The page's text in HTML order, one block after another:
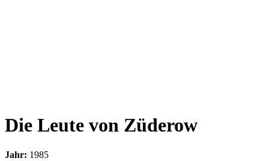
Die Leute von Züderow
Jahr: 1985